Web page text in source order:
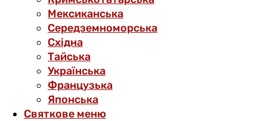
Мексиканська
Середземноморська
Східна
Тайська
Українська
Французька
Японська
Святкове меню